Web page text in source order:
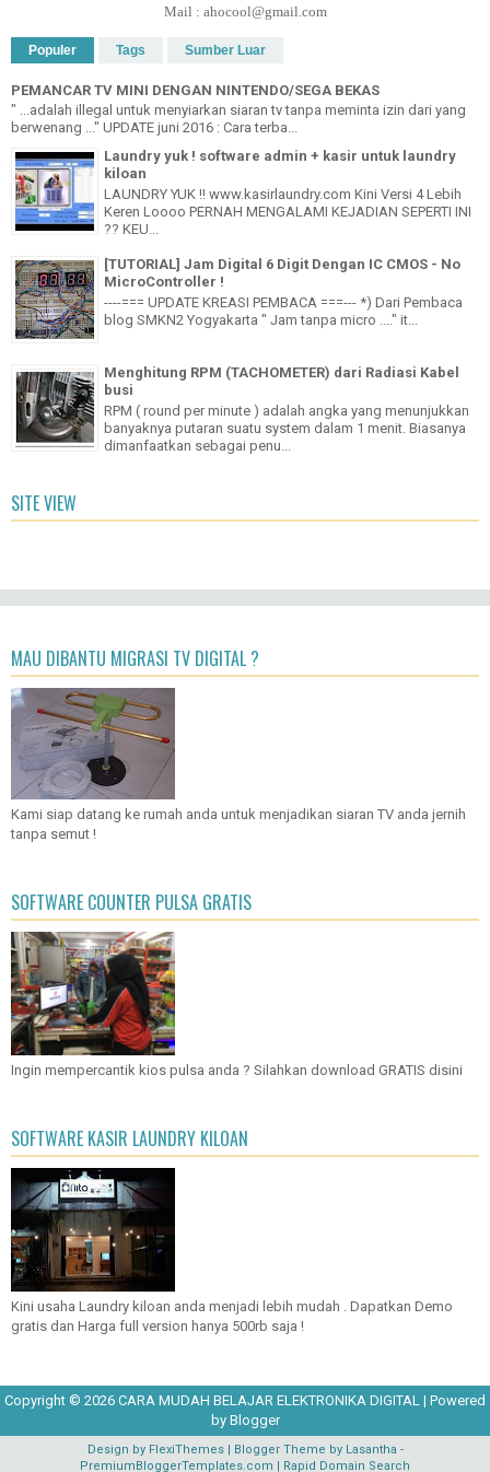
Mail : ahocool@gmail.com
Populer Tags Sumber Luar
PEMANCAR TV MINI DENGAN NINTENDO/SEGA BEKAS
" ...adalah illegal untuk menyiarkan siaran tv tanpa meminta izin dari yang
berwenang ..." UPDATE juni 2016 : Cara terba...
Laundry yuk ! software admin + kasir untuk laundry
kiloan
LAUNDRY YUK !! www.kasirlaundry.com Kini Versi 4 Lebih
Keren Loooo PERNAH MENGALAMI KEJADIAN SEPERTI INI
?? KEU...
[TUTORIAL] Jam Digital 6 Digit Dengan IC CMOS - No
MicroController !
----=== UPDATE KREASI PEMBACA ===--- *) Dari Pembaca
blog SMKN2 Yogyakarta " Jam tanpa micro ...." it...
Menghitung RPM (TACHOMETER) dari Radiasi Kabel
busi
RPM ( round per minute ) adalah angka yang menunjukkan
banyaknya putaran suatu system dalam 1 menit. Biasanya
dimanfaatkan sebagai penu...
SITE VIEW
MAU DIBANTU MIGRASI TV DIGITAL ?
Kami siap datang ke rumah anda untuk menjadikan siaran TV anda jernih
tanpa semut !
SOFTWARE COUNTER PULSA GRATIS
Ingin mempercantik kios pulsa anda ? Silahkan download GRATIS disini
SOFTWARE KASIR LAUNDRY KILOAN
Kini usaha Laundry kiloan anda menjadi lebih mudah . Dapatkan Demo
gratis dan Harga full version hanya 500rb saja !
Copyright © 2026 CARA MUDAH BELAJAR ELEKTRONIKA DIGITAL | Powered
by Blogger
Design by FlexiThemes| Blogger Theme by Lasantha -
PremiumBloggerTemplates.com
Rapid Domain Search